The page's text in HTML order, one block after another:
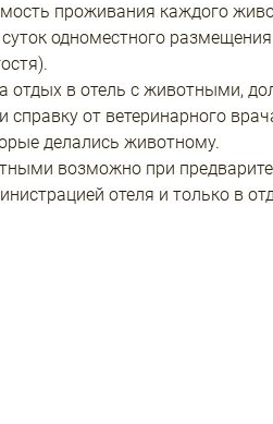
проживания каждого
одноместного
отдых в отель с животными,
справку от ветеринарного
делались животному.
возможно при
отеля и только в